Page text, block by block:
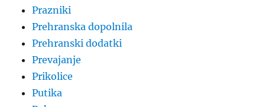
Prazniki
Prehranska dopolnila
Prehranski dodatki
Prevajanje
Prikolice
Putika